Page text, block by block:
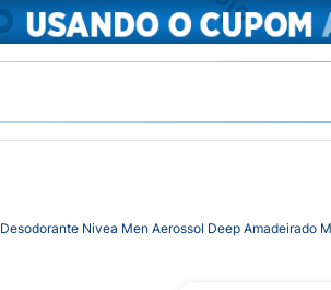
Desodorante Nivea Men Aerossol Deep Amadeirado